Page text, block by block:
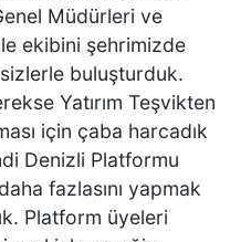
SATIŞLARI
MART SÜRPRİZİ
Müdürleri ve
ekibini şehrimizde
sizlerle buluşturduk.
Yatırım Teşvikten
için çaba harcadık
Denizli Platformu
fazlasını yapmak
Platform üyeleri